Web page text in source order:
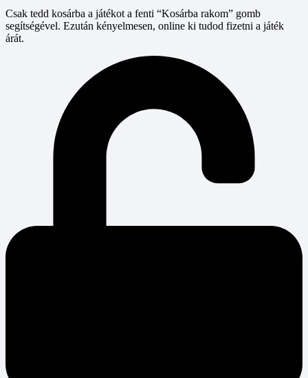
Csak tedd kosárba a játékot a fenti “Kosárba rakom” gomb
segítségével. Ezután kényelmesen, online ki tudod fizetni a játék
árát.